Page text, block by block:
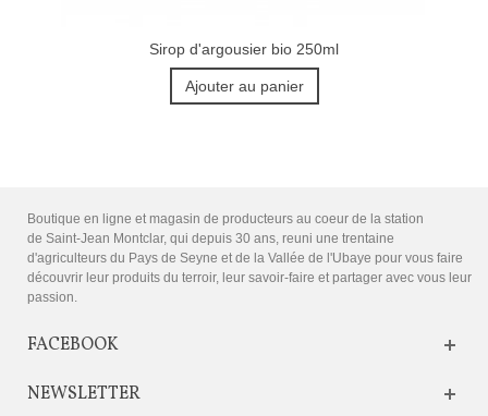
Sirop d'argousier bio 250ml
Ajouter au panier
Boutique en ligne et magasin de producteurs au coeur de la station
de Saint-Jean Montclar, qui depuis 30 ans, reuni une trentaine
d'agriculteurs du Pays de Seyne et de la Vallée de l'Ubaye pour vous faire
découvrir leur produits du terroir, leur savoir-faire et partager avec vous leur
passion.
FACEBOOK
NEWSLETTER